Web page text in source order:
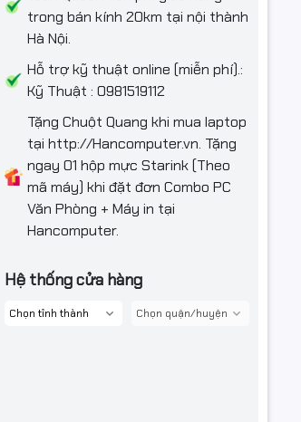
trong bán kính 20km tại nội thành
Hà Nội.
Hỗ trợ kỹ thuật online (miễn phí).:
Kỹ Thuật : 0981519112
Tặng Chuột Quang khi mua laptop
tại http://Hancomputer.vn. Tặng
ngay 01 hộp mực Starink (Theo
mã máy) khi đặt đơn Combo PC
Văn Phòng + Máy in tại
Hancomputer.
Hệ thống cửa hàng